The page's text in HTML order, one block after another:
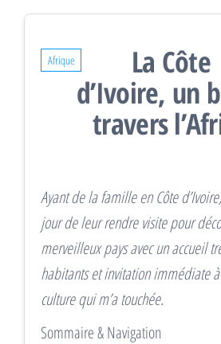
Afrique La Côte
d’Ivoire, un
travers
Ayant de la famille en Côte
jour de leur rendre visite pour
merveilleux pays avec un accueil
habitants et invitation immédiate
culture qui m’a touchée.
Sommaire & Navigation